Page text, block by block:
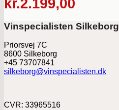
kr.2.199,00
Vinspecialisten Silkeborg
Priorsvej 7C
8600 Silkeborg
+45 73707841
silkeborg@vinspecialisten.dk
CVR: 33965516